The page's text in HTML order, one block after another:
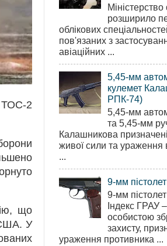
ТОС-2
що
США. У
розширило
облікових
пов'язаних з
авіаційних ...
5,45-мм
кулемет
РПК-74)
5,45-мм
та 5,45-мм
Калашникова
живої сили та ураження
...
9-мм
9-мм
Індекс ГРАУ
особистою
захисту,
ураження противника ...